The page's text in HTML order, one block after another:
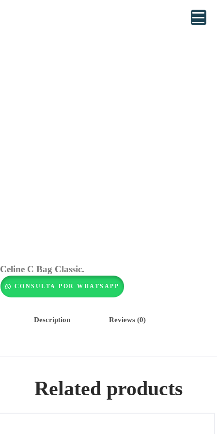
Celine C Bag Classic.
CONSULTA POR WHATSAPP
Description Reviews (0)
Related products